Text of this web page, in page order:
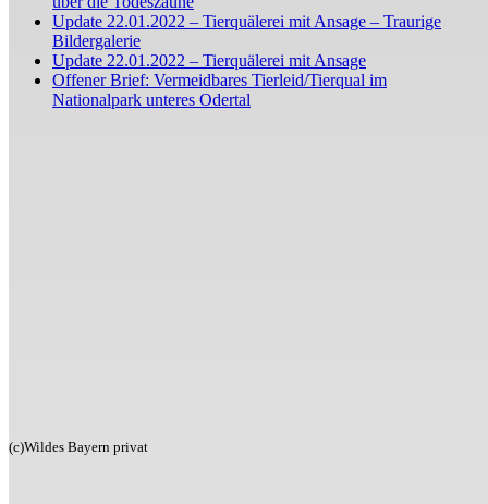
Update 22.01.2022 – Tierquälerei mit Ansage – Traurige
Bildergalerie
Update 22.01.2022 – Tierquälerei mit Ansage
Offener Brief: Vermeidbares Tierleid/Tierqual im
Nationalpark unteres Odertal
(c)Wildes Bayern privat